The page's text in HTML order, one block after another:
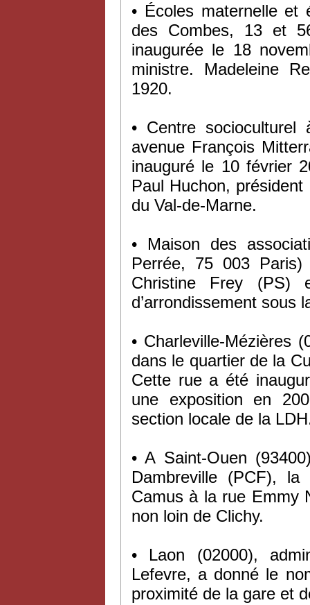
• Écoles maternelle et
des Combes, 13 et
inaugurée le 18
ministre. Madeleine
1920.
• Centre
avenue François
inauguré le 10 février
Paul Huchon,
du Val-de-Marne.
• Maison des
Perrée, 75 003
Christine Frey
d’arrondissement sous
• Charleville-Mézières
dans le quartier de la
Cette rue a été
une exposition en
section locale de la
• A Saint-Ouen
Dambreville (PCF),
Camus à la rue Emmy
non loin de Clichy.
• Laon (02000),
Lefevre, a donné le
proximité de la gare et